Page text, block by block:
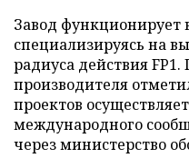
Завод функционирует
специализируясь на
радиуса действия
производителя
проектов
международного
через министерство